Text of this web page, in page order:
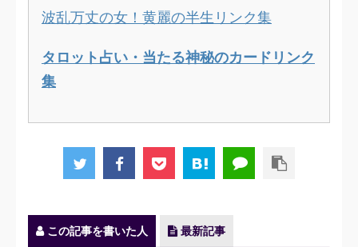
波乱万丈の女！黄麗の半生リンク集
タロット占い・当たる神秘のカードリンク
集
この記事を書いた人 最新記事